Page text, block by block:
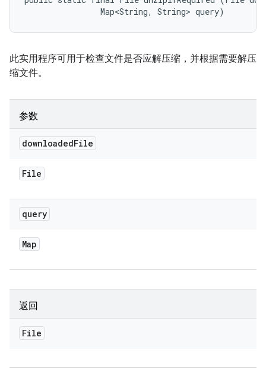
                Map<String, String> query)
此实用程序可用于检查文件是否应解压缩，并根据需要解压
缩文件。
参数
downloadedFile
File
query
Map
返回
File